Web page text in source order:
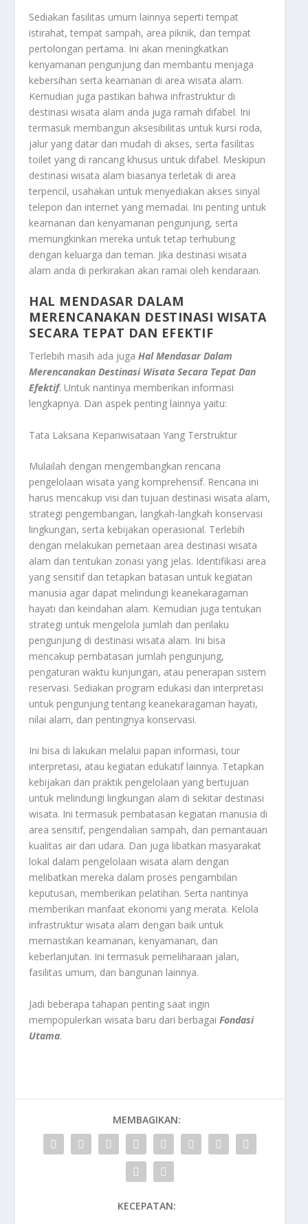
Sediakan fasilitas umum lainnya seperti tempat
istirahat, tempat sampah, area piknik, dan tempat
pertolongan pertama. Ini akan meningkatkan
kenyamanan pengunjung dan membantu menjaga
kebersihan serta keamanan di area wisata alam.
Kemudian juga pastikan bahwa infrastruktur di
destinasi wisata alam anda juga ramah difabel. Ini
termasuk membangun aksesibilitas untuk kursi roda,
jalur yang datar dan mudah di akses, serta fasilitas
toilet yang di rancang khusus untuk difabel. Meskipun
destinasi wisata alam biasanya terletak di area
terpencil, usahakan untuk menyediakan akses sinyal
telepon dan internet yang memadai. Ini penting untuk
keamanan dan kenyamanan pengunjung, serta
memungkinkan mereka untuk tetap terhubung
dengan keluarga dan teman. Jika destinasi wisata
alam anda di perkirakan akan ramai oleh kendaraan.
HAL MENDASAR DALAM
MERENCANAKAN DESTINASI WISATA
SECARA TEPAT DAN EFEKTIF
Terlebih masih ada jugaHal Mendasar Dalam
Merencanakan Destinasi Wisata Secara Tepat Dan
Efektif. Untuk nantinya memberikan informasi
lengkapnya. Dan aspek penting lainnya yaitu:
Tata Laksana Kepariwisataan Yang Terstruktur
Mulailah dengan mengembangkan rencana
pengelolaan wisata yang komprehensif. Rencana ini
harus mencakup visi dan tujuan destinasi wisata alam,
strategi pengembangan, langkah-langkah konservasi
lingkungan, serta kebijakan operasional. Terlebih
dengan melakukan pemetaan area destinasi wisata
alam dan tentukan zonasi yang jelas. Identifikasi area
yang sensitif dan tetapkan batasan untuk kegiatan
manusia agar dapat melindungi keanekaragaman
hayati dan keindahan alam. Kemudian juga tentukan
strategi untuk mengelola jumlah dan perilaku
pengunjung di destinasi wisata alam. Ini bisa
mencakup pembatasan jumlah pengunjung,
pengaturan waktu kunjungan, atau penerapan sistem
reservasi. Sediakan program edukasi dan interpretasi
untuk pengunjung tentang keanekaragaman hayati,
nilai alam, dan pentingnya konservasi.
Ini bisa di lakukan melalui papan informasi, tour
interpretasi, atau kegiatan edukatif lainnya. Tetapkan
kebijakan dan praktik pengelolaan yang bertujuan
untuk melindungi lingkungan alam di sekitar destinasi
wisata. Ini termasuk pembatasan kegiatan manusia di
area sensitif, pengendalian sampah, dan pemantauan
kualitas air dan udara. Dan juga libatkan masyarakat
lokal dalam pengelolaan wisata alam dengan
melibatkan mereka dalam proses pengambilan
keputusan, memberikan pelatihan. Serta nantinya
memberikan manfaat ekonomi yang merata. Kelola
infrastruktur wisata alam dengan baik untuk
memastikan keamanan, kenyamanan, dan
keberlanjutan. Ini termasuk pemeliharaan jalan,
fasilitas umum, dan bangunan lainnya.
Jadi beberapa tahapan penting saat ingin
mempopulerkan wisata baru dari berbagaiFondasi
Utama.
MEMBAGIKAN:
KECEPATAN: